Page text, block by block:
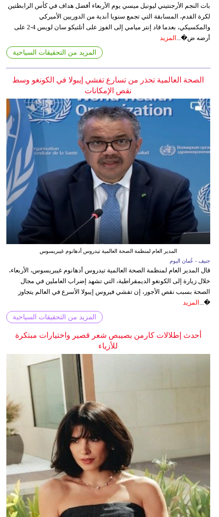
بات النجم الأرجنتيني ليونيل ميسي يوم الأربعاء أفضل هداف في كأس الرابطتين
لكرة القدم، المسابقة التي تجمع سنويا أندية من الدوريين الأميركي
والمكسيكي، بعدما قاد إنتر ميامي إلى الفوز على أتلتيكو سان لويس 4-2 على
أرضه ض�... المزيد
المزيد من التحقيقات السياحية
الصحة العالمية تحذر من تسارع تفشي إيبولا في الكونغو وسط
نقص الإمكانات
المدير العام لمنظمة الصحة العالمية تيدروس أدهانوم غيبريسوس
جنيف - عُمان اليوم
قال المدير العام لمنظمة الصحة العالمية تيدروس أدهانوم غيبريسوس، الأربعاء،
خلال زيارة إلى الكونغو الديمقراطية، التي تشهد إضراب العاملين في مجال
الصحة بسبب نقص الأجور، إن تفشي فيروس إيبولا الأسرع في العالم يتجاوز
�... المزيد
المزيد من التحقيقات السياحية
أحدث إطلالات كارمن بصيبص شعر قصير واختيارات مبتكرة
للأزياء